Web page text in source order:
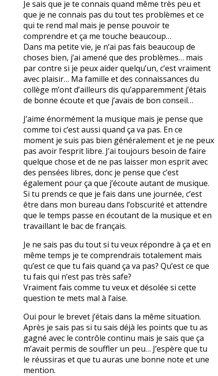
Je sais que je te connais quand même très peu et
que je ne connais pas du tout tes problèmes et ce
qui te rend mal mais je pense pouvoir te
comprendre et ça me touche beaucoup…
Dans ma petite vie, je n’ai pas fais beaucoup de
choses bien, j’ai amené que des problèmes… mais
par contre si je peux aider quelqu’un, c’est vraiment
avec plaisir… Ma famille et des connaissances du
collège m’ont d’ailleurs dis qu’apparemment j’étais
de bonne écoute et que j’avais de bon conseil…
J’aime énormément la musique mais je pense que
comme toi c’est aussi quand ça va pas. En ce
moment je suis pas bien généralement et je ne peux
pas avoir l’esprit libre. J’ai toujours besoin de faire
quelque chose et de ne pas laisser mon esprit avec
des pensées libres, donc je pense que c’est
également pour ça que j’écoute autant de musique.
Si tu prends ce que je fais dans une journée, c’est
être dans mon bureau dans l’obscurité et attendre
que le temps passe en écoutant de la musique et en
travaillant le bac de français.
Je ne sais pas du tout si tu veux répondre à ça et en
même temps je te comprendrais totalement mais
qu’est ce que tu fais quand ça va pas? Qu’est ce que
tu fais qui n’est pas très safe?
Vraiment fais comme tu veux et désolée si cette
question te mets mal à l’aise.
Oui pour le brevet j’étais dans la même situation.
Après je sais pas si tu sais déjà les points que tu as
gagné avec le contrôle continu mais je sais que ça
m’avait permis de souffler un peu… J’espère que tu
le réussiras et que tu auras une bonne note et une
mention.